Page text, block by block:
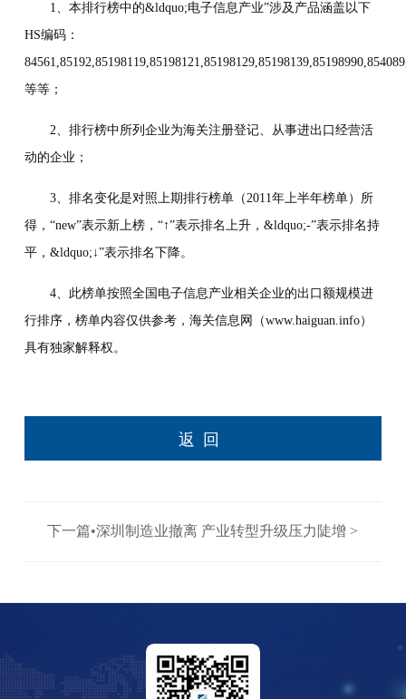
1、本排行榜中的&ldquo;电子信息产业”涉及产品涵盖以下
HS编码：
等等；
2、排行榜中所列企业为海关注册登记、从事进出口经营活
动的企业；
3、排名变化是对照上期排行榜单（2011年上半年榜单）所
得，“new”表示新上榜，“↑”表示排名上升，&ldquo;-”表示排名持
平，&ldquo;↓”表示排名下降。
4、此榜单按照全国电子信息产业相关企业的出口额规模进
行排序，榜单内容仅供参考，海关信息网（www.haiguan.info）
具有独家解释权。
返回
下一篇•深圳制造业撤离 产业转型升级压力陡增 >